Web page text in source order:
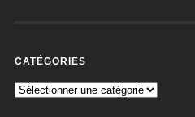
CATÉGORIES